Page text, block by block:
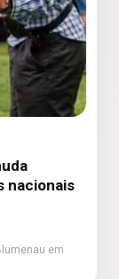
nacionais
em